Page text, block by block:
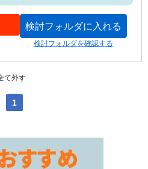
トラクティブ・フィードバッ
バックの伝え方、効果的な導入
やすい表現の型など、すぐに現
。
検討フォルダに入れる
検討フォルダを確認する
て外す
1